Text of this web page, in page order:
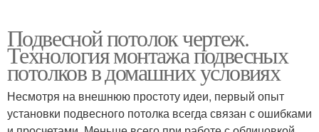
Подвесной потолок чертеж.
Технология монтажа подвесных
потолков в домашних условиях
Несмотря на внешнюю простоту идеи, первый опыт
установки подвесного потолка всегда связан с ошибками